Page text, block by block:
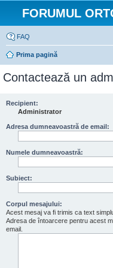
FORUMUL
FAQ
Prima pagină
Contactează un
Recipient:
Administrator
Adresa dumneavoastră de email:
Numele dumneavoastră:
Subiect:
Corpul mesajului:
Acest mesaj va fi trimis ca text
Adresa de întoarcere pentru acest
email.